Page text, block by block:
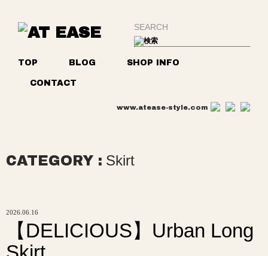
TOP BLOG SHOP INFO
CONTACT
www.atease-style.com
CATEGORY Skirt
2026.06.16
【DELICIOUS】Urban Long